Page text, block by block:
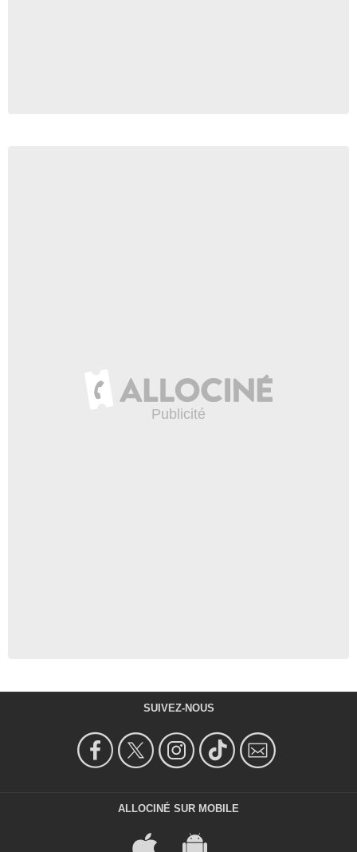
SUIVEZ-NOUS
ALLOCINÉ SUR MOBILE